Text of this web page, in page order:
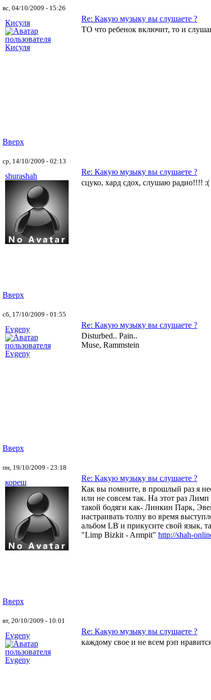
вс, 04/10/2009 - 15:26
Кисуля
Re: Какую музыку вы слушаете ?
ТО что ребенок включит, то и
Вверх
ср, 14/10/2009 - 02:13
shurashah
Re: Какую музыку вы слушаете ?
сцуко, хард сдох, слушаю радио!!!! :(
Вверх
сб, 17/10/2009 - 01:55
Evgeny
Re: Какую музыку вы слушаете ?
Disturbed.. Pain..
Muse, Rammstein
Вверх
пн, 19/10/2009 - 23:18
кореш
Re: Какую музыку вы слушаете ?
Как вы помните, в прошлый раз я
или не совсем так. На этот раз
такой бодяги как- Линкин Парк,
настраивать толпу во время
альбом LB и прикусите свой язык,
"Limp Bizkit - Armpit" http://shah-
Вверх
вт, 20/10/2009 - 10:01
Evgeny
Re: Какую музыку вы слушаете ?
каждому свое и не всем рэп